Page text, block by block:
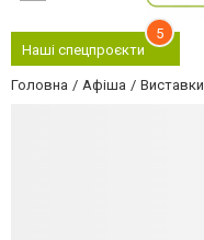
Наші спецпроєкти
5
Головна Афіша Виставки